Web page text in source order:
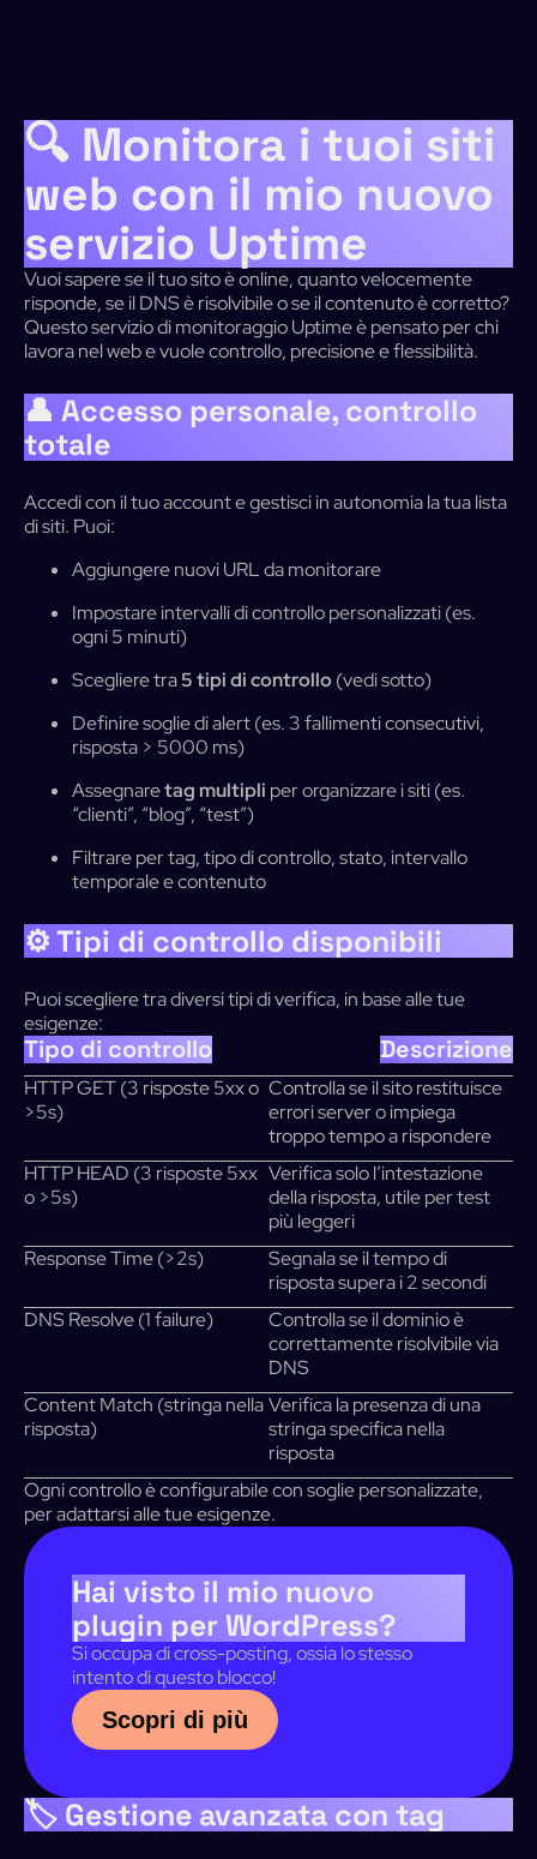
🔍 Monitora i tuoi siti
web con il mio nuovo
servizio Uptime
Vuoi sapere se il tuo sito è online, quanto velocemente
risponde, se il DNS è risolvibile o se il contenuto è corretto?
Questo servizio di monitoraggio Uptime è pensato per chi
lavora nel web e vuole controllo, precisione e flessibilità.
👤 Accesso personale, controllo
totale
Accedi con il tuo account e gestisci in autonomia la tua lista
di siti. Puoi:
Aggiungere nuovi URL da monitorare
Impostare intervalli di controllo personalizzati (es.
ogni 5 minuti)
Scegliere tra5 tipi di controllo(vedi sotto)
Definire soglie di alert (es. 3 fallimenti consecutivi,
risposta > 5000 ms)
Assegnaretag multipli per organizzare i siti (es.
“clienti”, “blog”, “test”)
Filtrare per tag, tipo di controllo, stato, intervallo
temporale e contenuto
⚙️ Tipi di controllo disponibili
Puoi scegliere tra diversi tipi di verifica, in base alle tue
esigenze:
Tipo di controllo Descrizione
HTTP GET (3 risposte 5xx o
>5s)
Controlla se il sito restituisce
errori server o impiega
troppo tempo a rispondere
HTTP HEAD (3 risposte 5xx
o >5s)
Verifica solo l’intestazione
della risposta, utile per test
più leggeri
Response Time (>2s)
Segnala se il tempo di
risposta supera i 2 secondi
DNS Resolve (1 failure)
Controlla se il dominio è
correttamente risolvibile via
DNS
Content Match (stringa nella
risposta)
Verifica la presenza di una
stringa specifica nella
risposta
Ogni controllo è configurabile con soglie personalizzate,
per adattarsi alle tue esigenze.
Hai visto il mio nuovo
plugin per WordPress?
Si occupa di cross-posting, ossia lo stesso
intento di questo blocco!
Scopri di più
🏷️ Gestione avanzata con tag